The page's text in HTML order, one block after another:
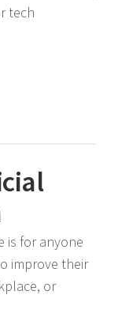
tech
is for anyone
improve their
or